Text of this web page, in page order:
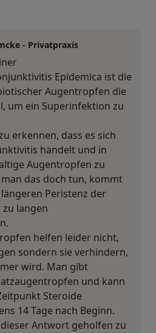
- Privatpraxis
Epidemica ist die
Augentropfen die
um ein Superinfektion zu
erkennen, dass es sich
handelt und in
Augentropfen zu
das doch tun, kommt
Peristenz der
langen
helfen leider nicht,
sondern sie verhindern,
wird. Man gibt
und kann
Steroide
14 Tage nach Beginn.
Antwort geholfen zu